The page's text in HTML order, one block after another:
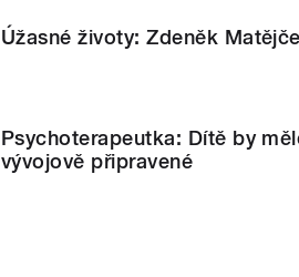
Úžasné životy: Zdeněk
Psychoterapeutka: Dítě by
vývojově připravené